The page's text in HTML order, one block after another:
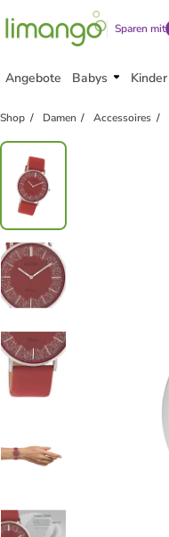
Sparen mit
Angebote Babys Kinder
Shop Damen Accessoires